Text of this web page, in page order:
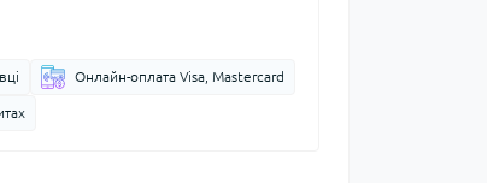
Онлайн-оплата Visa, Mastercard